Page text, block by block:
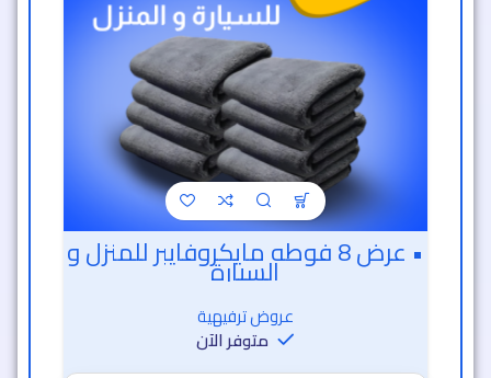
• عرض 8 فوطه مايكروفايبر للمنزل و
السيارة
عروض ترفيهية
متوفر الآن